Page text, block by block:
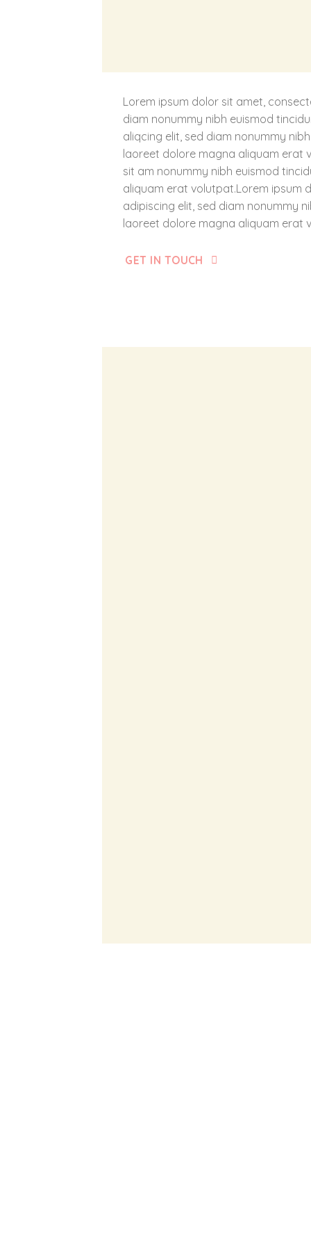
Lorem ipsum dolor sit amet,
diam nonummy nibh euismod
aliqcing elit, sed diam nonummy
laoreet dolore magna aliquam erat
sit am nonummy nibh euismod
aliquam erat volutpat.Lorem ipsum
adipiscing elit, sed diam nonummy
laoreet dolore magna aliquam erat
GET IN TOUCH